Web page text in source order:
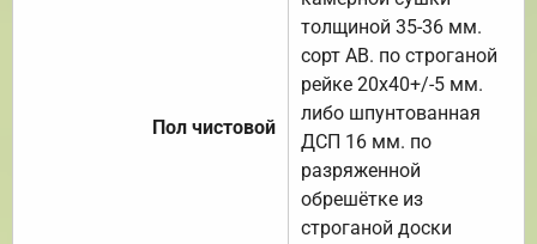
Пол чистовой
толщиной 35-36 мм.
сорт АВ. по строганой
рейке 20х40+/-5 мм.
либо шпунтованная
ДСП 16 мм. по
разряженной
обрешётке из
строганой доски